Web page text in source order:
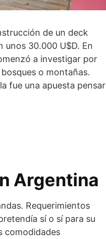
de un deck
unos 30.000 U$D. En
a investigar por
o montañas.
fue una apuesta pensar
Argentina
Requerimientos
sí o sí para su
comodidades